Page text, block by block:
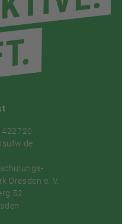
422720
Dresden e. V.
52